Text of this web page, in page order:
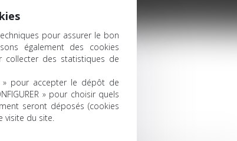
pour assurer le bon
également des cookies
collecter des statistiques de
» pour accepter le dépôt de
» pour choisir quels
seront déposés (cookies
visite du site.